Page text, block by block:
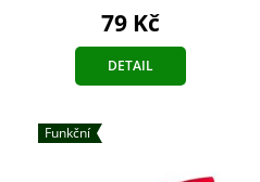
79 Kč
DETAIL
Funkční